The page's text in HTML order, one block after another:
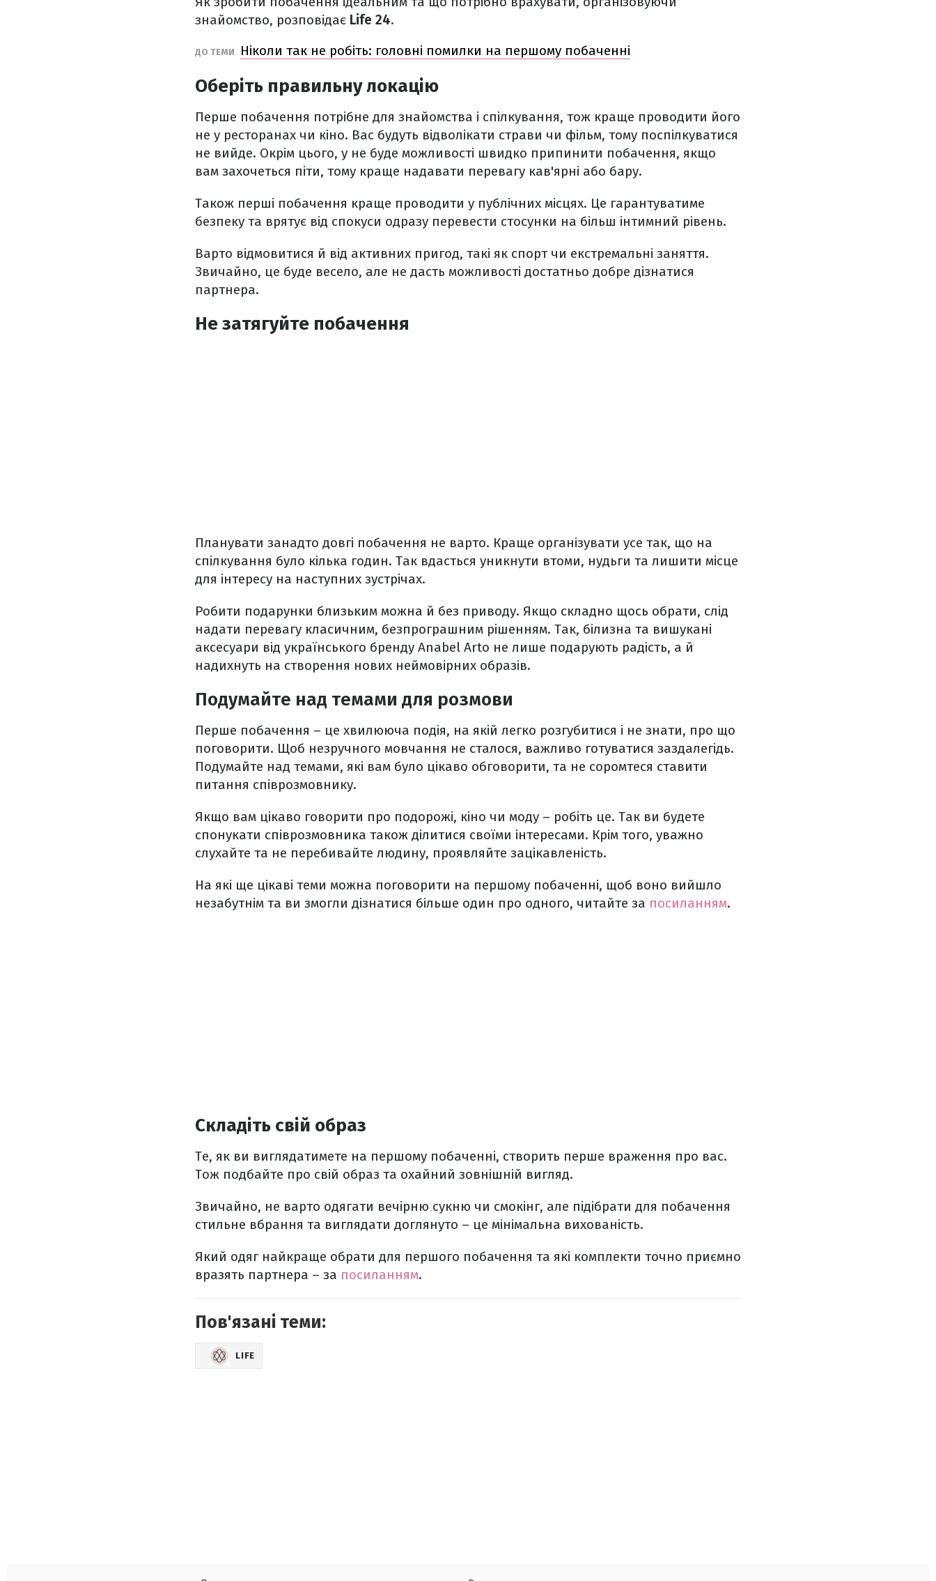
знайомство, розповідає Life 24.
ДО ТЕМИ Ніколи так не робіть: головні помилки на першому побаченні
Оберіть правильну локацію
Перше побачення потрібне для знайомства і спілкування, тож краще проводити його
не у ресторанах чи кіно. Вас будуть відволікати страви чи фільм, тому поспілкуватися
не вийде. Окрім цього, у не буде можливості швидко припинити побачення, якщо
вам захочеться піти, тому краще надавати перевагу кав'ярні або бару.
Також перші побачення краще проводити у публічних місцях. Це гарантуватиме
безпеку та врятує від спокуси одразу перевести стосунки на більш інтимний рівень.
Варто відмовитися й від активних пригод, такі як спорт чи екстремальні заняття.
Звичайно, це буде весело, але не дасть можливості достатньо добре дізнатися
партнера.
Не затягуйте побачення
Планувати занадто довгі побачення не варто. Краще організувати усе так, що на
спілкування було кілька годин. Так вдасться уникнути втоми, нудьги та лишити місце
для інтересу на наступних зустрічах.
Робити подарунки близьким можна й без приводу. Якщо складно щось обрати, слід
надати перевагу класичним, безпрограшним рішенням. Так, білизна та вишукані
аксесуари від українського бренду Anabel Arto не лише подарують радість, а й
надихнуть на створення нових неймовірних образів.
Подумайте над темами для розмови
Перше побачення – це хвилююча подія, на якій легко розгубитися і не знати, про що
поговорити. Щоб незручного мовчання не сталося, важливо готуватися заздалегідь.
Подумайте над темами, які вам було цікаво обговорити, та не соромтеся ставити
питання співрозмовнику.
Якщо вам цікаво говорити про подорожі, кіно чи моду – робіть це. Так ви будете
спонукати співрозмовника також ділитися своїми інтересами. Крім того, уважно
слухайте та не перебивайте людину, проявляйте зацікавленість.
На які ще цікаві теми можна поговорити на першому побаченні, щоб воно вийшло
незабутнім та ви змогли дізнатися більше один про одного, читайте за посиланням.
Складіть свій образ
Те, як ви виглядатимете на першому побаченні, створить перше враження про вас.
Тож подбайте про свій образ та охайний зовнішній вигляд.
Звичайно, не варто одягати вечірню сукню чи смокінг, але підібрати для побачення
стильне вбрання та виглядати доглянуто – це мінімальна вихованість.
Який одяг найкраще обрати для першого побачення та які комплекти точно приємно
вразять партнера – за посиланням.
Пов'язані теми:
LIFE